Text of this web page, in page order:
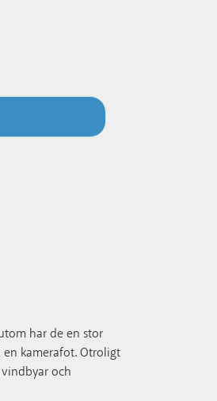
har de en stor
kamerafot. Otroligt
och